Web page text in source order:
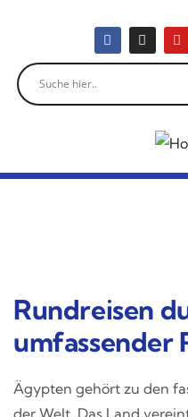
Rundreisen
umfassender
Ägypten gehört zu den
der Welt. Das Land